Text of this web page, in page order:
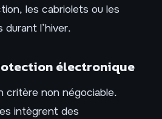
les cabriolets ou les
l’hiver.
électronique
critère non négociable.
intègrent des